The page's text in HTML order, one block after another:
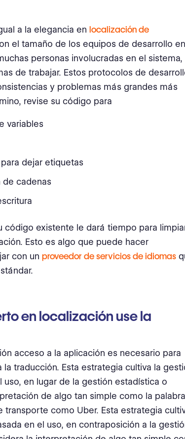
a la elegancia en localización de
el tamaño de los equipos de desarrollo en
personas involucradas en el sistema,
de trabajar. Estos protocolos de
y problemas más grandes más
revise su código para
variables
dejar etiquetas
de cadenas
código existente le dará tiempo para
Esto es algo que puede hacer
con un proveedor de servicios de idiomas
en localización use la
acceso a la aplicación es necesario para
traducción. Esta estrategia cultiva la
en lugar de la gestión estadística o
de algo tan simple como la palabra
transporte como Uber. Esta estrategia
en el uso, en contraposición a la